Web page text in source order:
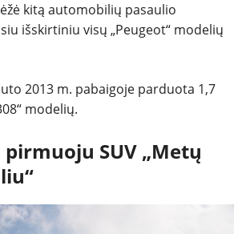
kitą automobilių pasaulio
išskirtiniu visų „Peugeot“ modelių
2013 m. pabaigoje parduota 1,7
modelių.
SUV „Metų